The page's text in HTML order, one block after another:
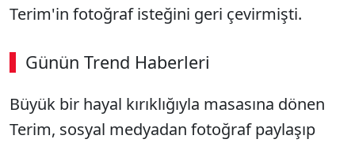
Terim'in fotoğraf isteğini geri çevirmişti.
Günün Trend Haberleri
Büyük bir hayal kırıklığıyla masasına dönen
Terim, sosyal medyadan fotoğraf paylaşıp